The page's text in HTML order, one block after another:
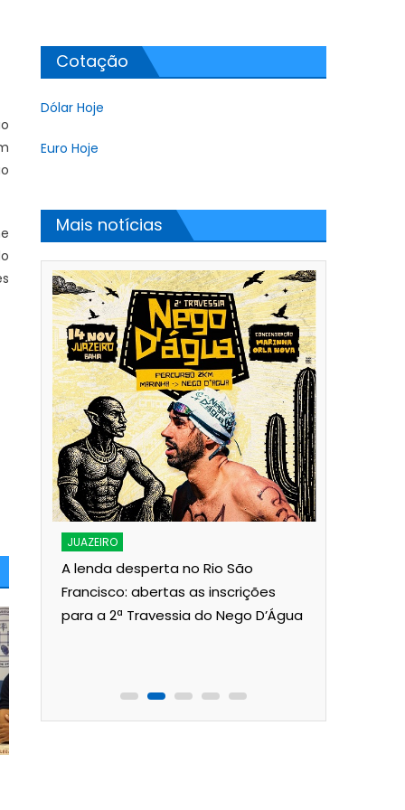
Cotação
Dólar Hoje
Euro Hoje
Mais notícias
JUAZEIRO
A lenda desperta no Rio São
Francisco: abertas as inscrições
para a 2ª Travessia do Nego D’Água